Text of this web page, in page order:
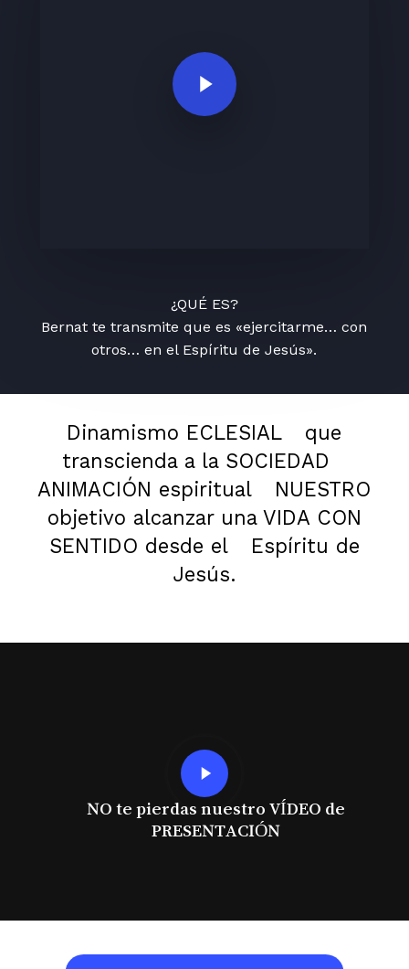
Play Video
¿QUÉ ES?
Bernat te transmite que es «ejercitarme… con
otros… en el Espíritu de Jesús».
Dinamismo ECLESIAL
que
transcienda a la SOCIEDAD
ANIMACIÓN espiritual
NUESTRO
objetivo alcanzar una VIDA CON
SENTIDO desde el
Espíritu de
Jesús.
Play
Video
NO te pierdas nuestro VÍDEO de
PRESENTACIÓN